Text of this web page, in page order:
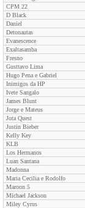
CPM 22
D Black
Daniel
Detonautas
Evanescence
Exaltasamba
Fresno
Gusttavo Lima
Hugo Pena e Gabriel
Inimigos da HP
Ivete Sangalo
James Blunt
Jorge e Mateus
Jota Quest
Justin Bieber
Kelly Key
KLB
Los Hermanos
Luan Santana
Madonna
Maria Cecilia e Rodolfo
Maroon 5
Michael Jackson
Miley Cyrus